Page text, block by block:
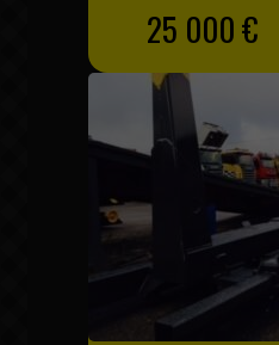
25 000 €